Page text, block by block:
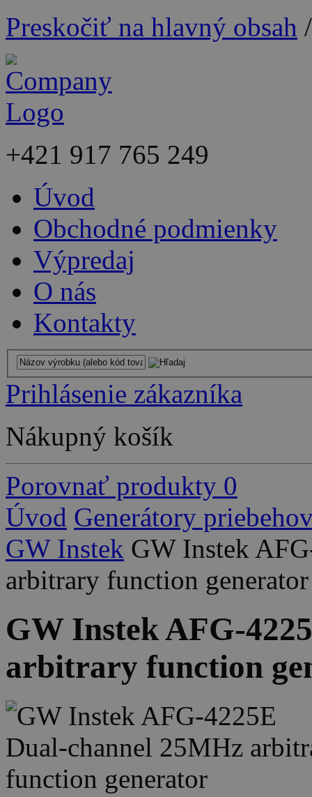
Preskočiť na hlavný obsah
+421 917 765 249
Úvod
Obchodné podmienky
Výpredaj
O nás
Kontakty
Prihlásenie zákazníka
Nákupný košík
Porovnať produkty 0
Úvod Generátory
GW Instek GW Instek
arbitrary function generator
GW Instek AFG-
arbitrary function